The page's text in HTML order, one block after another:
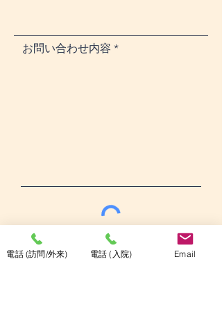
お問い合わせ内容
送信
電話 (訪問/外来) 電話 (入院) Email